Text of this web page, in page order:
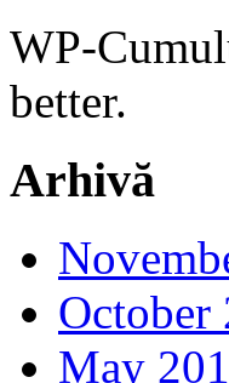
WP-
better.
Arhivă
October
May